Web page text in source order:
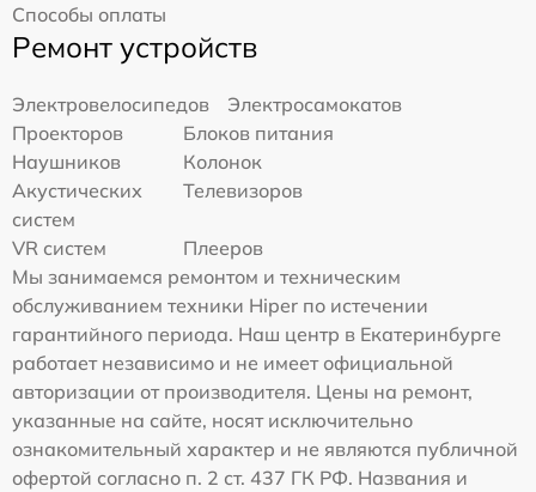
Способы оплаты
Ремонт устройств
Электровелосипедов
Электросамокатов
Проекторов
Блоков питания
Наушников
Колонок
Акустических
систем
Телевизоров
VR систем
Плееров
Мы занимаемся ремонтом и техническим
обслуживанием техники Hiper по истечении
гарантийного периода. Наш центр в Екатеринбурге
работает независимо и не имеет официальной
авторизации от производителя. Цены на ремонт,
указанные на сайте, носят исключительно
ознакомительный характер и не являются публичной
офертой согласно п. 2 ст. 437 ГК РФ. Названия и